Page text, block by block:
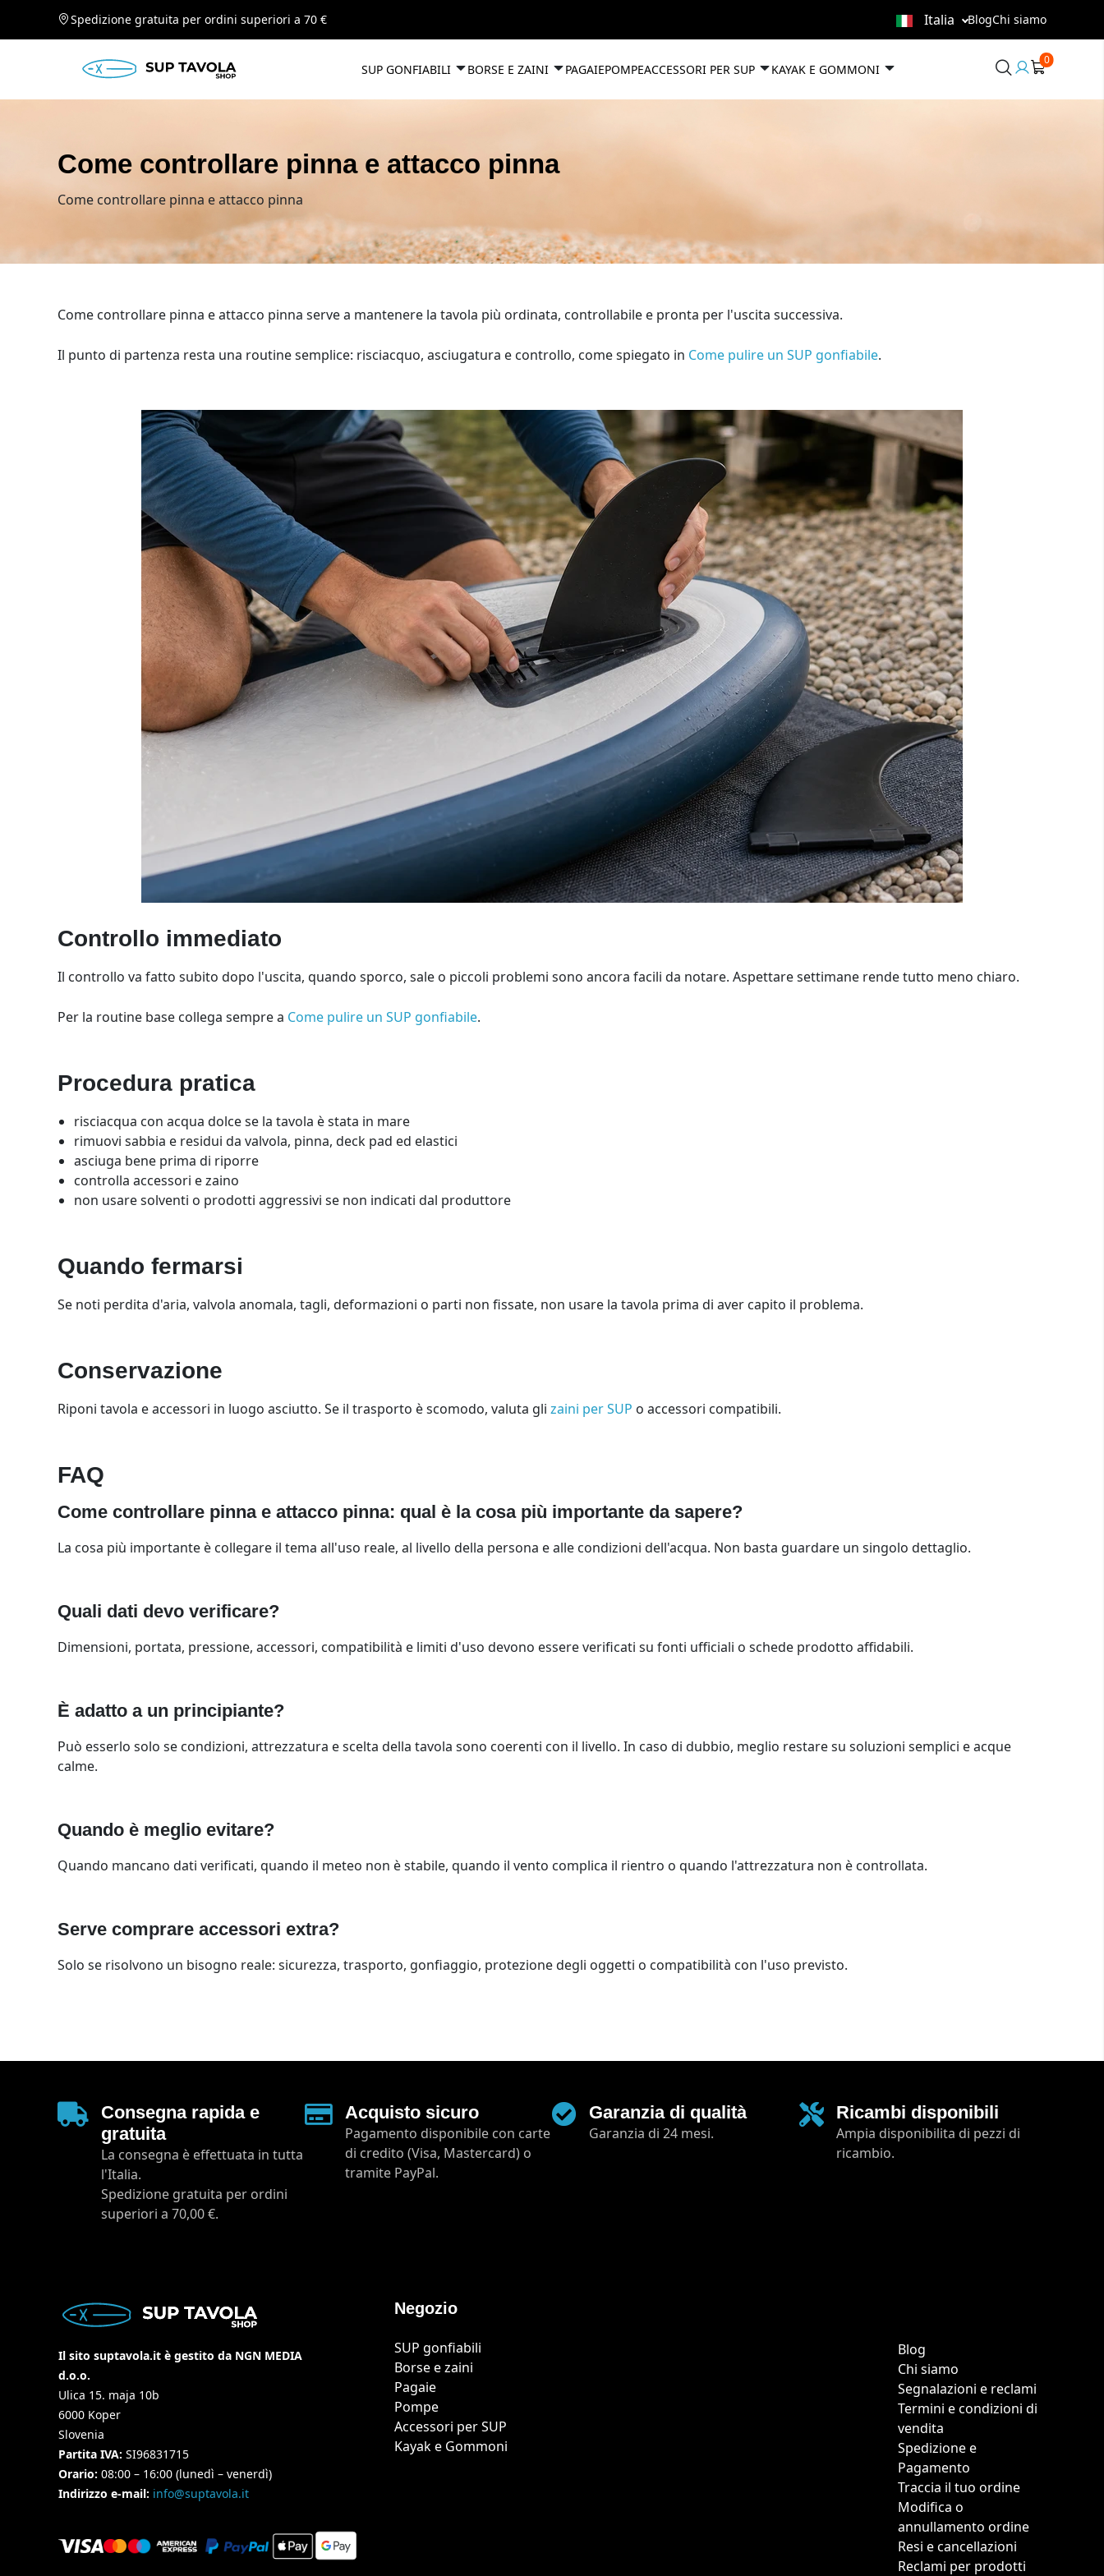
Spedizione gratuita per ordini superiori a 70 € Italia BlogChi siamo
SUP GONFIABILI BORSE E ZAINI PAGAIEPOMPEACCESSORI PER SUP KAYAK E GOMMONI
User
0
Come controllare pinna e attacco pinna
Come controllare pinna e attacco pinna
Come controllare pinna e attacco pinna serve a mantenere la tavola più ordinata, controllabile e pronta per l'uscita successiva.
Il punto di partenza resta una routine semplice: risciacquo, asciugatura e controllo, come spiegato in Come pulire un SUP gonfiabile.
Controllo immediato
Il controllo va fatto subito dopo l'uscita, quando sporco, sale o piccoli problemi sono ancora facili da notare. Aspettare settimane rende tutto meno chiaro.
Per la routine base collega sempre a Come pulire un SUP gonfiabile.
Procedura pratica
risciacqua con acqua dolce se la tavola è stata in mare
rimuovi sabbia e residui da valvola, pinna, deck pad ed elastici
asciuga bene prima di riporre
controlla accessori e zaino
non usare solventi o prodotti aggressivi se non indicati dal produttore
Quando fermarsi
Se noti perdita d'aria, valvola anomala, tagli, deformazioni o parti non fissate, non usare la tavola prima di aver capito il problema.
Conservazione
Riponi tavola e accessori in luogo asciutto. Se il trasporto è scomodo, valuta gli zaini per SUP o accessori compatibili.
FAQ
Come controllare pinna e attacco pinna: qual è la cosa più importante da sapere?
La cosa più importante è collegare il tema all'uso reale, al livello della persona e alle condizioni dell'acqua. Non basta guardare un singolo dettaglio.
Quali dati devo verificare?
Dimensioni, portata, pressione, accessori, compatibilità e limiti d'uso devono essere verificati su fonti ufficiali o schede prodotto affidabili.
È adatto a un principiante?
Può esserlo solo se condizioni, attrezzatura e scelta della tavola sono coerenti con il livello. In caso di dubbio, meglio restare su soluzioni semplici e acque
calme.
Quando è meglio evitare?
Quando mancano dati verificati, quando il meteo non è stabile, quando il vento complica il rientro o quando l'attrezzatura non è controllata.
Serve comprare accessori extra?
Solo se risolvono un bisogno reale: sicurezza, trasporto, gonfiaggio, protezione degli oggetti o compatibilità con l'uso previsto.
Consegna rapida e
gratuita
La consegna è effettuata in tutta
l'Italia.
Spedizione gratuita per ordini
superiori a 70,00 €.
Acquisto sicuro
Pagamento disponibile con carte
di credito (Visa, Mastercard) o
tramite PayPal.
Garanzia di qualità
Garanzia di 24 mesi.
Ricambi disponibili
Ampia disponibilita di pezzi di
ricambio.
Il sito suptavola.it è gestito da NGN MEDIA
d.o.o.
Ulica 15. maja 10b
6000 Koper
Slovenia
Partita IVA: SI96831715
Orario: 08:00 – 16:00 (lunedì – venerdì)
Indirizzo e-mail: info@suptavola.it
Negozio
SUP gonfiabili
Borse e zaini
Pagaie
Pompe
Accessori per SUP
Kayak e Gommoni
Blog
Chi siamo
Segnalazioni e reclami
Termini e condizioni di
vendita
Spedizione e
Pagamento
Traccia il tuo ordine
Modifica o
annullamento ordine
Resi e cancellazioni
Reclami per prodotti